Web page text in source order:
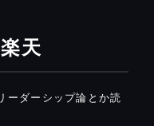
天
ーダーシップ論とか読